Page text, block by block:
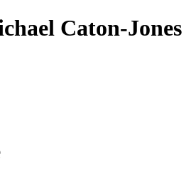
Caton-Jones